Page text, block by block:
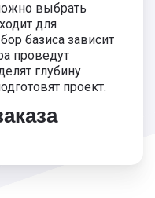
выбрать
для
базиса зависит
проведут
глубину
проект.